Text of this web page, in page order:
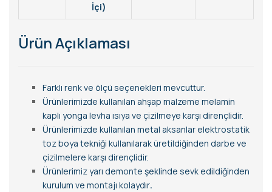
İçi)
Ürün Açıklaması
Farklı renk ve ölçü seçenekleri mevcuttur.
Ürünlerimizde kullanılan ahşap malzeme melamin
kaplı yonga levha ısıya ve çizilmeye karşı dirençlidir.
Ürünlerimizde kullanılan metal aksanlar elektrostatik
toz boya tekniği kullanılarak üretildiğinden darbe ve
çizilmelere karşı dirençlidir.
Ürünlerimiz yarı demonte şeklinde sevk edildiğinden
kurulum ve montajı kolaydır.